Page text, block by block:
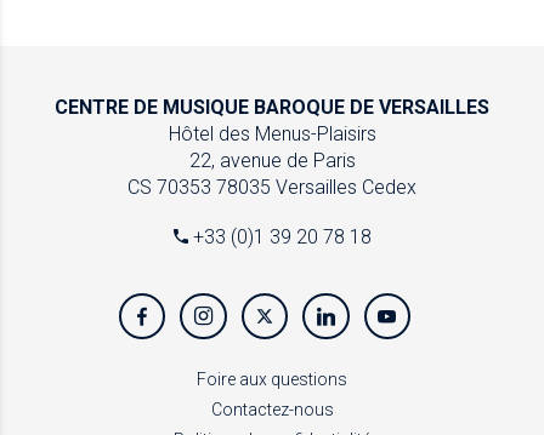
CENTRE DE MUSIQUE BAROQUE DE VERSAILLES
Hôtel des Menus-Plaisirs
22, avenue de Paris
CS 70353 78035 Versailles Cedex
+33 (0)1 39 20 78 18
Foire aux questions
Contactez-nous